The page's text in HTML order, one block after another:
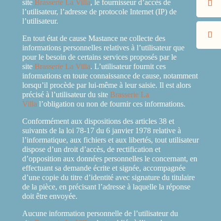
site Brasserie La Villa, le fournisseur d’accès de
l’utilisateur, l’adresse de protocole Internet (IP) de
l’utilisateur.
En tout état de cause Mastance ne collecte des
informations personnelles relatives à l’utilisateur que
pour le besoin de certains services proposés par le
site Brasserie La Villa. L’utilisateur fournit ces
informations en toute connaissance de cause, notamment
lorsqu’il procède par lui-même à leur saisie. Il est alors
précisé à l’utilisateur du site Brasserie La
Villa l’obligation ou non de fournir ces informations.
Conformément aux dispositions des articles 38 et
suivants de la loi 78-17 du 6 janvier 1978 relative à
l’informatique, aux fichiers et aux libertés, tout utilisateur
dispose d’un droit d’accès, de rectification et
d’opposition aux données personnelles le concernant, en
effectuant sa demande écrite et signée, accompagnée
d’une copie du titre d’identité avec signature du titulaire
de la pièce, en précisant l’adresse à laquelle la réponse
doit être envoyée.
Aucune information personnelle de l’utilisateur du